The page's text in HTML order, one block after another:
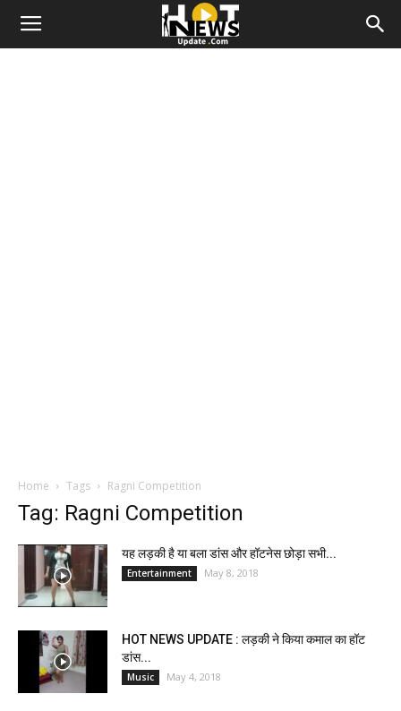
Home Tags Ragni Competition
Tag: Ragni Competition
यह लड़की है या बला डांस और हॉटनेस छोड़ा सभी...
Entertainment May 8, 2018
HOT NEWS UPDATE : लड़की ने किया कमाल का हॉट
डांस...
Music May 4, 2018